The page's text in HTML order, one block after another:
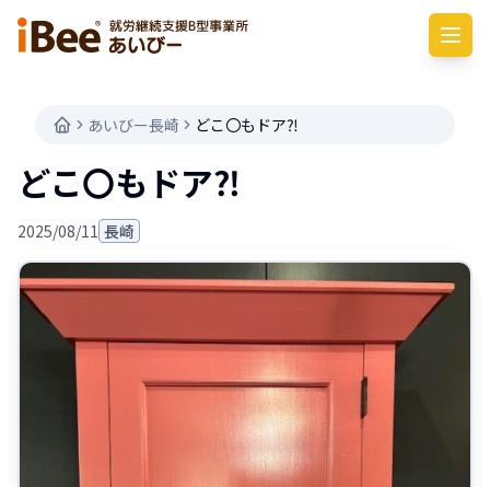
あいびー長崎 どこ〇もドア⁈
どこ〇もドア⁈
2025/08/11 長崎